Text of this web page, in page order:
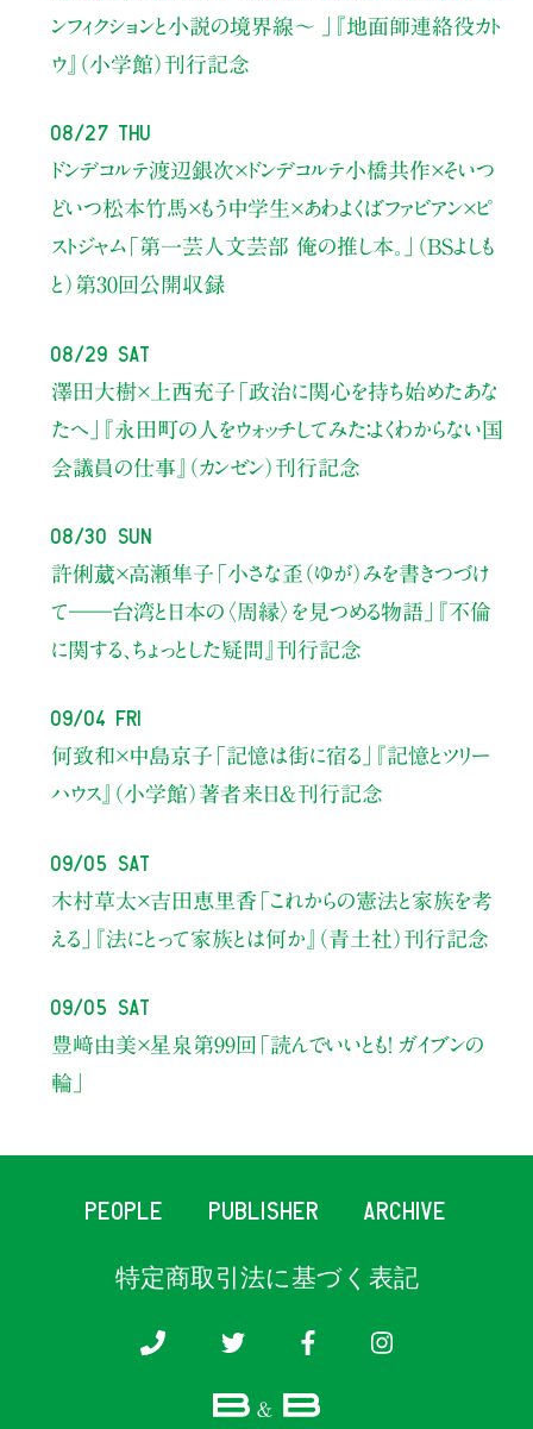
ンフィクションと小説の境界線〜 」
『地面師連絡役カト
ウ』（小学館）刊行記念
08/27 Thu
ドンデコルテ渡辺銀次×ドンデコルテ小橋共作×そいつ
どいつ松本竹馬×もう中学生×あわよくばファビアン×ピ
ストジャム「第一芸人文芸部 俺の推し本。」（BSよしも
と） 第30回公開収録
08/29 Sat
澤田大樹×上西充子 「政治に関心を持ち始めたあな
たへ」
『永田町の人をウォッチしてみた：よくわからない国
会議員の仕事』（カンゼン）刊行記念
08/30 Sun
許俐葳×高瀬隼子 「小さな歪（ゆが）みを書きつづけ
て――台湾と日本の〈周縁〉を見つめる物語」
『不倫
に関する、ちょっとした疑問』刊行記念
09/04 Fri
何致和×中島京子 「記憶は街に宿る」
『記憶とツリー
ハウス』（小学館）著者来日＆刊行記念
09/05 Sat
木村草太×吉田恵里香 「これからの憲法と家族を考
える」
『法にとって家族とは何か』（青土社）刊行記念
09/05 Sat
豊﨑由美×星泉 第99回「読んでいいとも！ ガイブンの
輪」
PEOPLE PUBLISHER ARCHIVE
特定商取引法に基づく表記